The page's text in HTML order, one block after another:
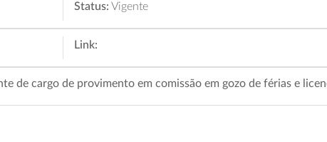
Status: Vigente
Link:
de cargo de provimento em comissão em gozo de férias e